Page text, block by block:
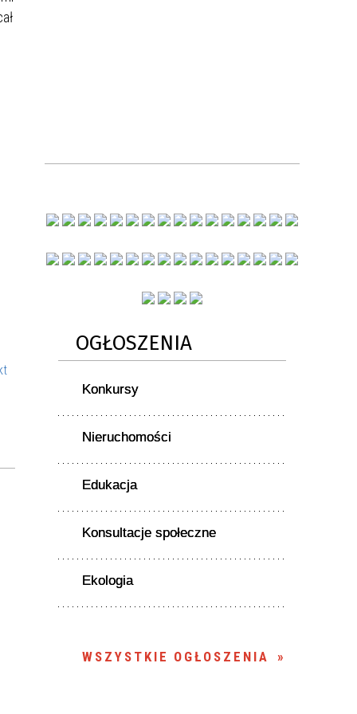
OGŁOSZENIA
Konkursy
Nieruchomości
Edukacja
Konsultacje społeczne
Ekologia
WSZYSTKIE OGŁOSZENIA